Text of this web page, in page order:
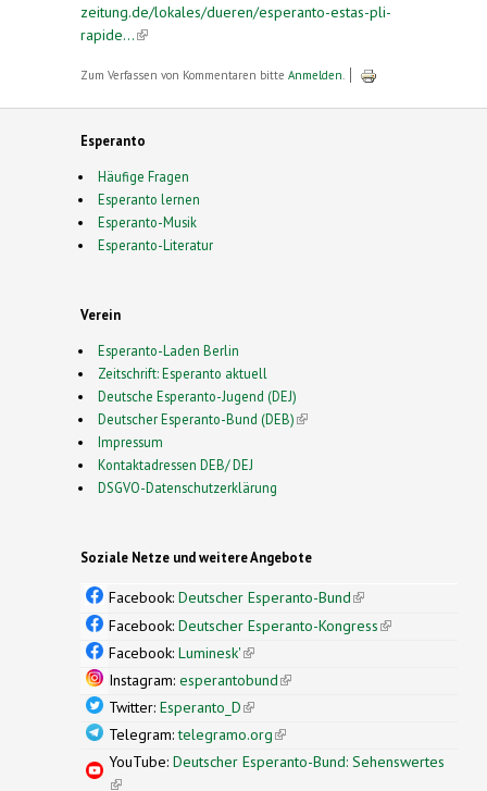
zeitung.de/lokales/dueren/esperanto-estas-pli-
rapide...(link is external)
Zum Verfassen von Kommentaren bitte Anmelden
Esperanto
Häufige Fragen
Esperanto lernen
Esperanto-Musik
Esperanto-Literatur
Verein
Esperanto-Laden Berlin
Zeitschrift: Esperanto aktuell
Deutsche Esperanto-Jugend (DEJ)
Deutscher Esperanto-Bund (DEB)(link is external)
Impressum
Kontaktadressen DEB/ DEJ
DSGVO-Datenschutzerklärung
Soziale Netze und weitere Angebote
Facebook: Deutscher Esperanto-Bund(link is
external)
Facebook: Deutscher Esperanto-Kongress(link is
Facebook: Luminesk'(link is external)
Instagram: esperantobund(link is external)
Twitter: Esperanto_D(link is external)
Telegram:telegramo.org(link is external)
YouTube: Deutscher Esperanto-Bund: Sehenswertes
(link is external)